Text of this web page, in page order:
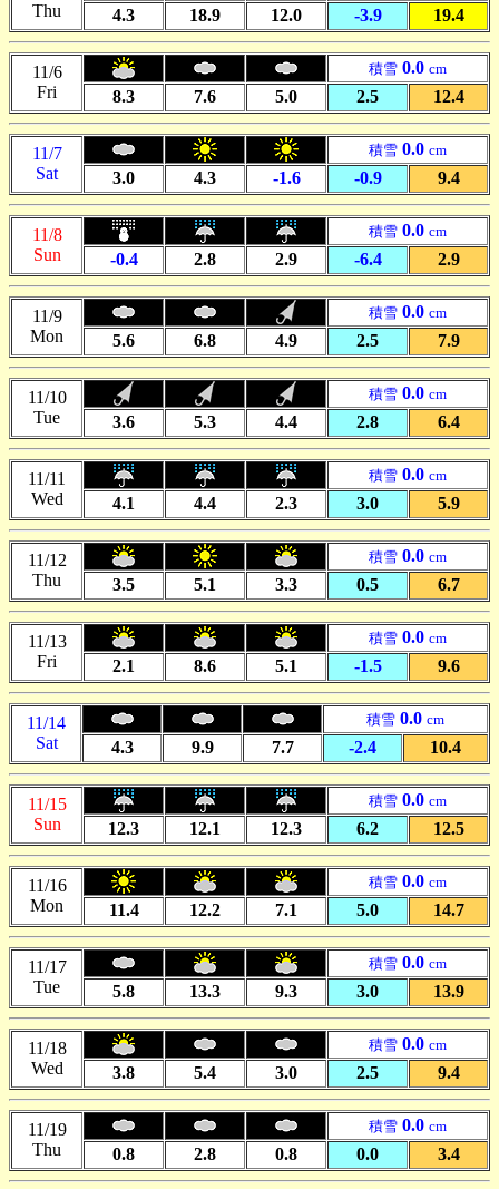
Thu
4.3 18.9 12.0 -3.9 19.4
11/6
Fri
積雪 0.0 cm
8.3 7.6 5.0 2.5 12.4
11/7
Sat
積雪 0.0 cm
3.0 4.3 -1.6 -0.9 9.4
11/8
Sun
積雪 0.0 cm
-0.4 2.8 2.9 -6.4 2.9
11/9
Mon
積雪 0.0 cm
5.6 6.8 4.9 2.5 7.9
11/10
Tue
積雪 0.0 cm
3.6 5.3 4.4 2.8 6.4
11/11
Wed
積雪 0.0 cm
4.1 4.4 2.3 3.0 5.9
11/12
Thu
積雪 0.0 cm
3.5 5.1 3.3 0.5 6.7
11/13
Fri
積雪 0.0 cm
2.1 8.6 5.1 -1.5 9.6
11/14
Sat
積雪 0.0 cm
4.3 9.9 7.7 -2.4 10.4
11/15
Sun
積雪 0.0 cm
12.3 12.1 12.3 6.2 12.5
11/16
Mon
積雪 0.0 cm
11.4 12.2 7.1 5.0 14.7
11/17
Tue
積雪 0.0 cm
5.8 13.3 9.3 3.0 13.9
11/18
Wed
積雪 0.0 cm
3.8 5.4 3.0 2.5 9.4
11/19
Thu
積雪 0.0 cm
0.8 2.8 0.8 0.0 3.4